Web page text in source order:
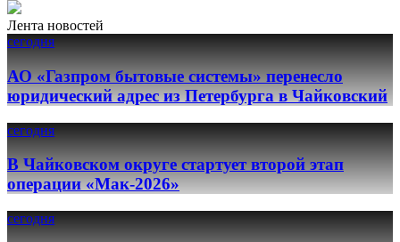
Лента новостей
сегодня
АО «Газпром бытовые системы» перенесло
юридический адрес из Петербурга в Чайковский
сегодня
В Чайковском округе стартует второй этап
операции «Мак-2026»
сегодня